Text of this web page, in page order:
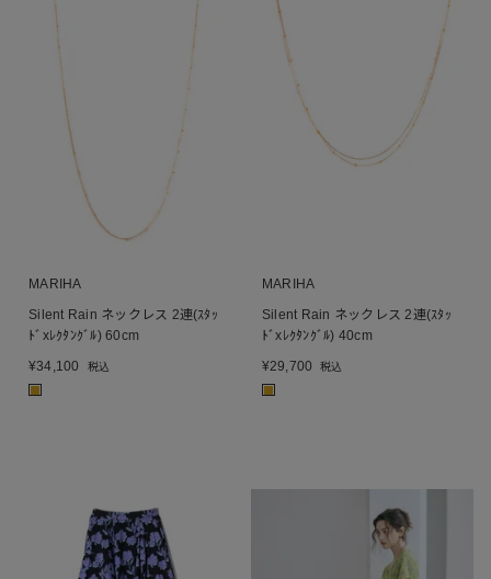
MARIHA
Silent Rain ネックレス 2連(ｽﾀｯ
ﾄﾞxﾚｸﾀﾝｸﾞﾙ) 60cm
¥34,100 税込
MARIHA
Silent Rain ネックレス 2連(ｽﾀｯ
ﾄﾞxﾚｸﾀﾝｸﾞﾙ) 40cm
¥29,700 税込